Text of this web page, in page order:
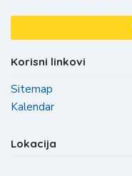
Korisni linkovi
Sitemap
Kalendar
Lokacija